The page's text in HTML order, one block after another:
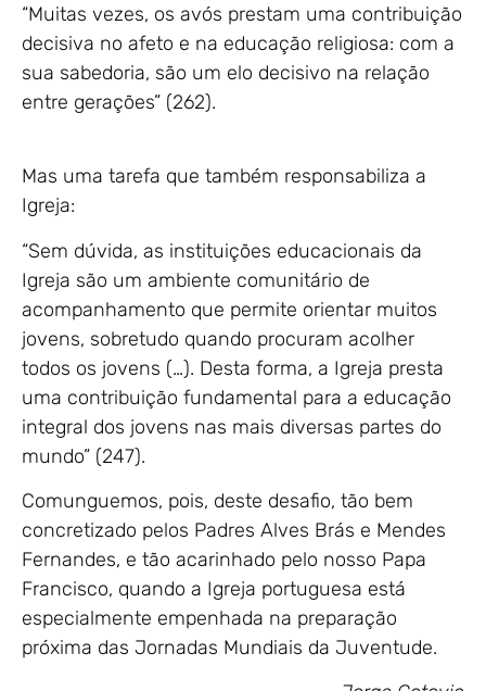
“Muitas vezes, os avós prestam uma contribuição
decisiva no afeto e na educação religiosa: com a
sua sabedoria, são um elo decisivo na relação
entre gerações” (262).
Mas uma tarefa que também responsabiliza a
Igreja:
“Sem dúvida, as instituições educacionais da
Igreja são um ambiente comunitário de
acompanhamento que permite orientar muitos
jovens, sobretudo quando procuram acolher
todos os jovens (…). Desta forma, a Igreja presta
uma contribuição fundamental para a educação
integral dos jovens nas mais diversas partes do
mundo” (247).
Comunguemos, pois, deste desafio, tão bem
concretizado pelos Padres Alves Brás e Mendes
Fernandes, e tão acarinhado pelo nosso Papa
Francisco, quando a Igreja portuguesa está
especialmente empenhada na preparação
próxima das Jornadas Mundiais da Juventude.